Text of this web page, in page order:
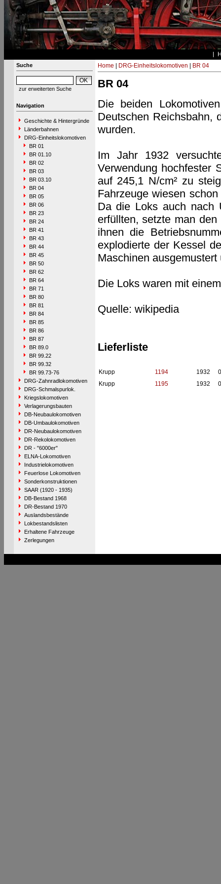
Suche
zur erweiterten Suche
Navigation
Geschichte & Hintergründe
Länderbahnen
DRG-Einheitslokomotiven
BR 01
BR 01.10
BR 02
BR 03
BR 03.10
BR 04
BR 05
BR 06
BR 23
BR 24
BR 41
BR 43
BR 44
BR 45
BR 50
BR 62
BR 64
BR 71
BR 80
BR 81
BR 84
BR 85
BR 86
BR 87
BR 89.0
BR 99.22
BR 99.32
BR 99.73-76
DRG-Zahnradlokomotiven
DRG-Schmalspurlok.
Kriegslokomotiven
Verlagerungsbauten
DB-Neubaulokomotiven
DB-Umbaulokomotiven
DR-Neubaulokomotiven
DR-Rekolokomotiven
DR - "6000er"
ELNA-Lokomotiven
Industrielokomotiven
Feuerlose Lokomotiven
Sonderkonstruktionen
SAAR (1920 - 1935)
DB-Bestand 1968
DR-Bestand 1970
Auslandsbestände
Lokbestandslisten
Erhaltene Fahrzeuge
Zerlegungen
Home DRG-Einheitslokomotiven BR 04
BR 04
Die beiden
Deutschen Reichsbahn,
wurden.
Im Jahr 1932
Verwendung hochfester
auf 245,1 N/cm² zu
Fahrzeuge wiesen
Da die Loks auch nach
erfüllten, setzte man
ihnen die
explodierte der Kessel
Maschinen
Die Loks waren mit
Quelle: wikipedia
Lieferliste
Krupp 1194 1932
Krupp
1195 1932